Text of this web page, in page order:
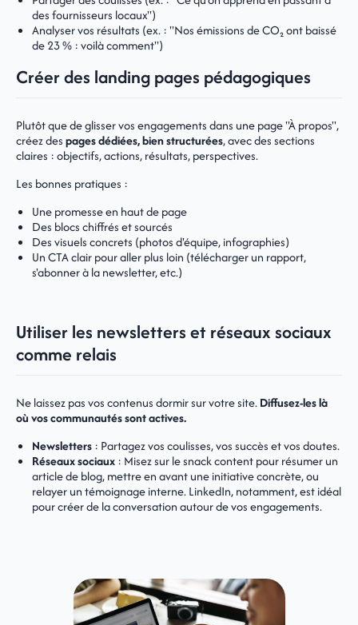
des fournisseurs locaux")
Analyser vos résultats (ex. : "Nos émissions de CO₂ ont baissé
de 23 % : voilà comment")
Créer des landing pages pédagogiques
Plutôt que de glisser vos engagements dans une page "À propos",
créez despages dédiées, bien structurées, avec des sections
claires : objectifs, actions, résultats, perspectives.
Les bonnes pratiques :
Une promesse en haut de page
Des blocs chiffrés et sourcés
Des visuels concrets (photos d'équipe, infographies)
Un CTA clair pour aller plus loin (télécharger un rapport,
s'abonner à la newsletter, etc.)
Utiliser les newsletters et réseaux sociaux
comme relais
Ne laissez pas vos contenus dormir sur votre site.Diffusez-les là
où vos communautés sont actives.
Newsletters : Partagez vos coulisses, vos succès et vos doutes.
Réseaux sociaux : Misez sur le snack content pour résumer un
article de blog, mettre en avant une initiative concrète, ou
relayer un témoignage interne. LinkedIn, notamment, est idéal
pour créer de la conversation autour de vos engagements.